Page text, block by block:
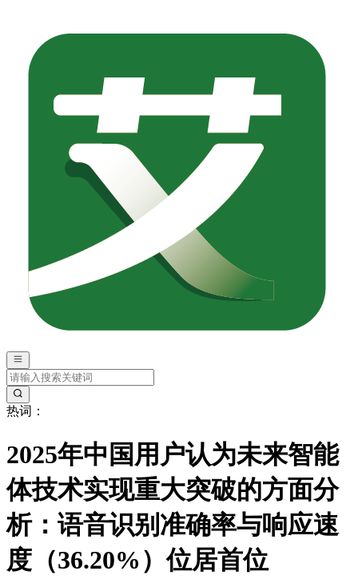
热词：
2025年中国用户认为未来智能
体技术实现重大突破的方面分
析：语音识别准确率与响应速
度（36.20%）位居首位